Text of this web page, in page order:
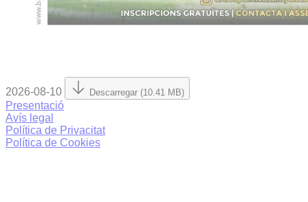
2026-08-10 Descarregar (10.41 MB)
Presentació
Avís legal
Política de Privacitat
Política de Cookies